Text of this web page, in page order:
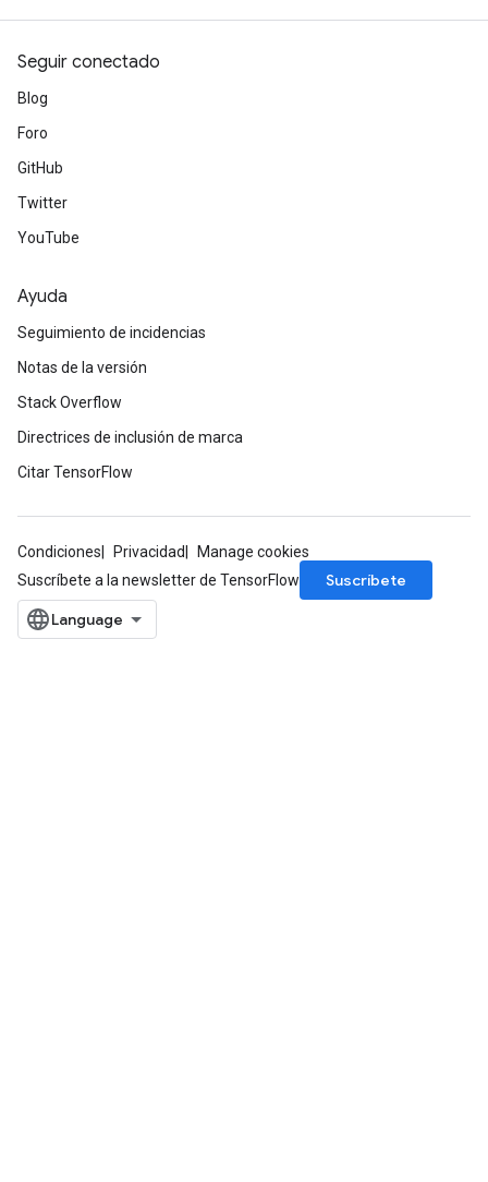
Seguir conectado
Blog
Foro
GitHub
Twitter
YouTube
Ayuda
Seguimiento de incidencias
Notas de la versión
Stack Overflow
Directrices de inclusión de marca
Citar TensorFlow
Condiciones Privacidad
Manage cookies
Suscríbete a la newsletter de TensorFlow
Suscríbete